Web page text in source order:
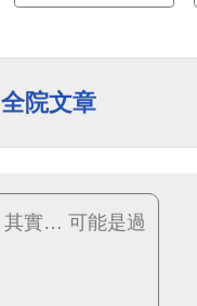
全院文章